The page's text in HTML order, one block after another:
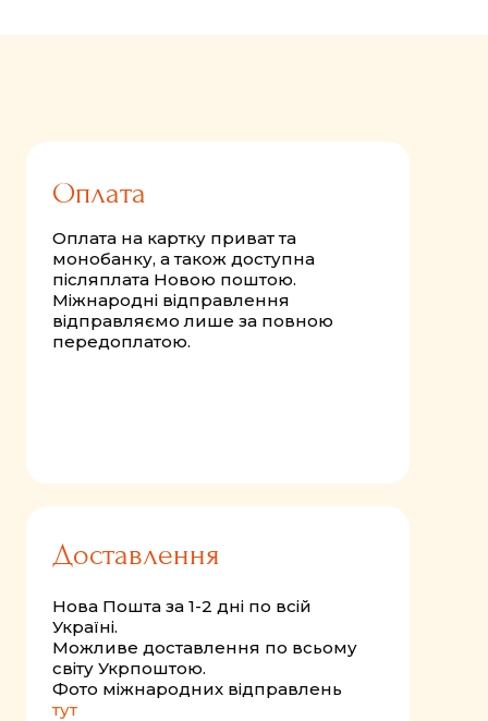
Оплата
Оплата на картку приват та
монобанку, а також доступна
післяплата Новою поштою.
Міжнародні відправлення
відправляємо лише за повною
передоплатою.
Нова Пошта за 1-2 дні по всій
Україні.
Можливе доставлення по всьому
світу Укрпоштою.
Фото міжнародних відправлень
тут
Доставлення